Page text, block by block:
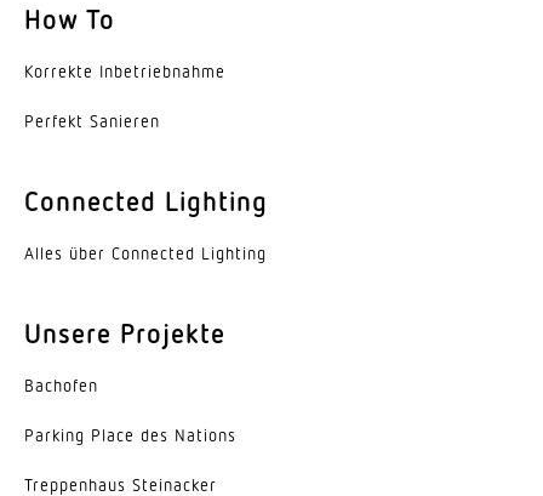
Umgebungstemperatur
-20...45 °C
Stahl
Farbe
Werkstoff der Abdeckung
Ausstrahlungswinkel
How To
Korrekte Inbe­trieb­nahme
Perfekt Sanieren
Connected Lighting
Alles über Connected Lighting
Unsere Projekte
Bachofen
Parking Place des Nations
Trep­penhaus Steinacker